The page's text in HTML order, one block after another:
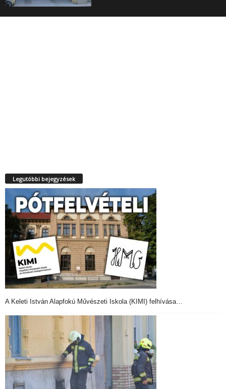
Legutóbbi bejegyzések
A Keleti István Alapfokú Művészeti Iskola (KIMI) felhívása…